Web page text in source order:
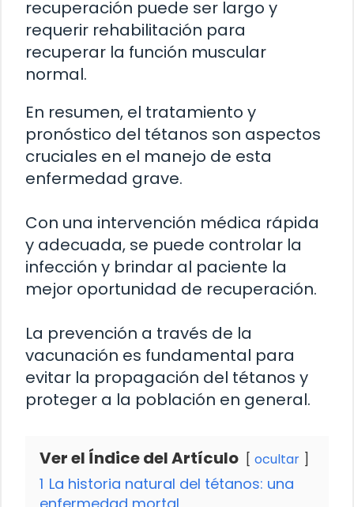
recuperación puede ser largo y
requerir rehabilitación para
recuperar la función muscular
normal.
En resumen, el tratamiento y
pronóstico del tétanos son aspectos
cruciales en el manejo de esta
enfermedad grave.
Con una intervención médica rápida
y adecuada, se puede controlar la
infección y brindar al paciente la
mejor oportunidad de recuperación.
La prevención a través de la
vacunación es fundamental para
evitar la propagación del tétanos y
proteger a la población en general.
Ver el Índice del Artículo ocultar
1 La historia natural del tétanos: una